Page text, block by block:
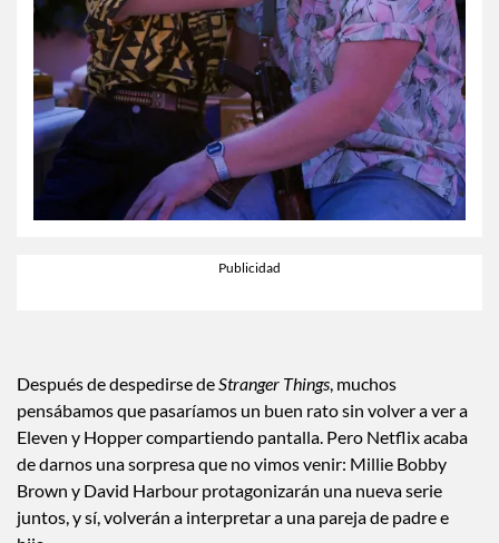
00:00Tiempo transcurrido: 0 segundos 00:40
Después de despedirse deStranger Things, muchos
pensábamos que pasaríamos un buen rato sin volver a ver a
Eleven y Hopper compartiendo pantalla. Pero Netflix acaba